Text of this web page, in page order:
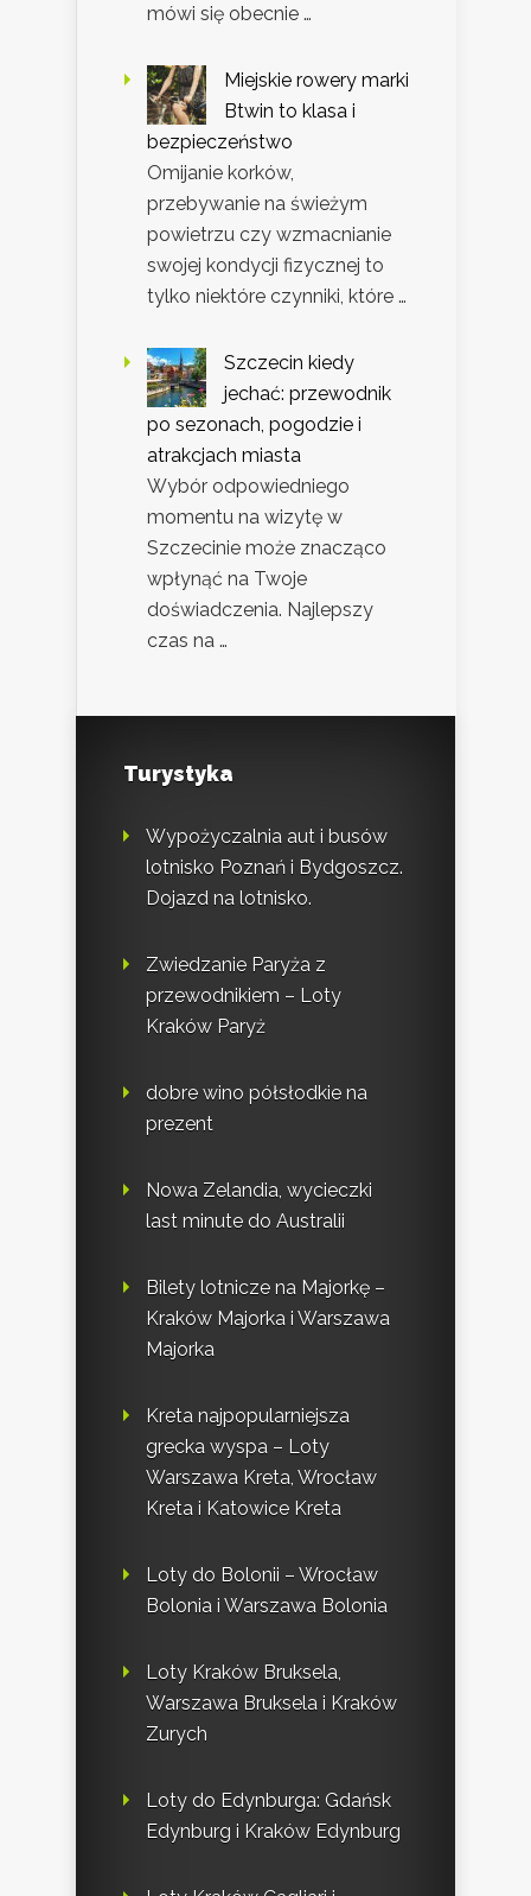
mówi się obecnie …
Miejskie rowery marki
Btwin to klasa i
bezpieczeństwo
Omijanie korków,
przebywanie na świeżym
powietrzu czy wzmacnianie
swojej kondycji fizycznej to
tylko niektóre czynniki, które …
Szczecin kiedy
jechać: przewodnik
po sezonach, pogodzie i
atrakcjach miasta
Wybór odpowiedniego
momentu na wizytę w
Szczecinie może znacząco
wpłynąć na Twoje
doświadczenia. Najlepszy
czas na …
Turystyka
Wypożyczalnia aut i busów
lotnisko Poznań i Bydgoszcz.
Dojazd na lotnisko.
Zwiedzanie Paryża z
przewodnikiem – Loty
Kraków Paryż
dobre wino półsłodkie na
prezent
Nowa Zelandia, wycieczki
last minute do Australii
Bilety lotnicze na Majorkę –
Kraków Majorka i Warszawa
Majorka
Kreta najpopularniejsza
grecka wyspa – Loty
Warszawa Kreta, Wrocław
Kreta i Katowice Kreta
Loty do Bolonii – Wrocław
Bolonia i Warszawa Bolonia
Loty Kraków Bruksela,
Warszawa Bruksela i Kraków
Zurych
Loty do Edynburga: Gdańsk
Edynburg i Kraków Edynburg